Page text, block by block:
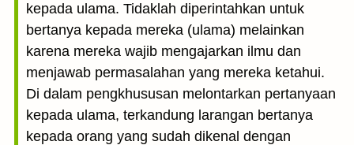
kepada ulama. Tidaklah diperintahkan untuk
bertanya kepada mereka (ulama) melainkan
karena mereka wajib mengajarkan ilmu dan
menjawab permasalahan yang mereka ketahui.
Di dalam pengkhususan melontarkan pertanyaan
kepada ulama, terkandung larangan bertanya
kepada orang yang sudah dikenal dengan